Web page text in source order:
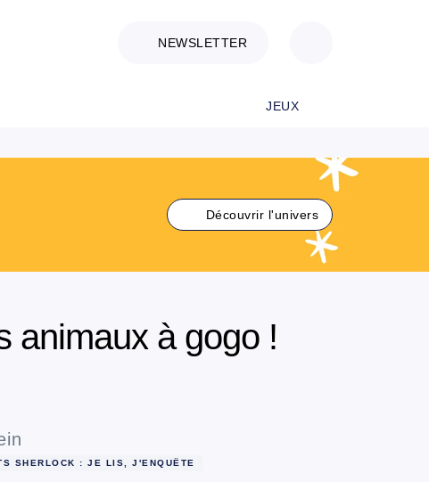
NEWSLETTER
JEUX
Découvrir l'univers
animaux à gogo !
SHERLOCK : JE LIS, J'ENQUÊTE